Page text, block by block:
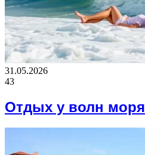
31.05.2026
43
Отдых у волн моря